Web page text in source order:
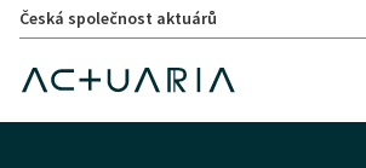
Česká společnost aktuárů